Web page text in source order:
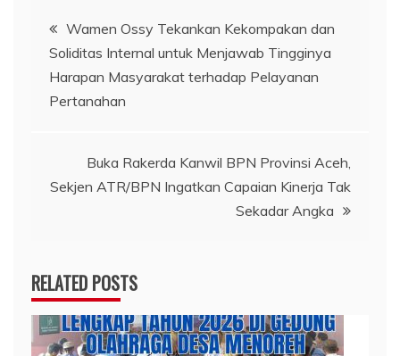
Navigasi
pos
Wamen Ossy Tekankan Kekompakan dan
Soliditas Internal untuk Menjawab Tingginya
Harapan Masyarakat terhadap Pelayanan
Pertanahan
Buka Rakerda Kanwil BPN Provinsi Aceh,
Sekjen ATR/BPN Ingatkan Capaian Kinerja Tak
Sekadar Angka
RELATED POSTS